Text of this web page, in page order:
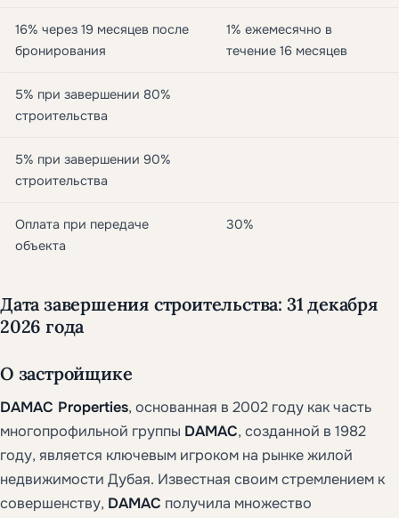
16% через 19 месяцев после
бронирования
1% ежемесячно в
течение 16 месяцев
5% при завершении 80%
строительства
5% при завершении 90%
строительства
Оплата при передаче
объекта
30%
Дата завершения строительства: 31 декабря
2026 года
О застройщике
DAMAC Properties, основанная в 2002 году как часть
многопрофильной группы DAMAC, созданной в 1982
году, является ключевым игроком на рынке жилой
недвижимости Дубая. Известная своим стремлением к
совершенству, DAMAC получила множество